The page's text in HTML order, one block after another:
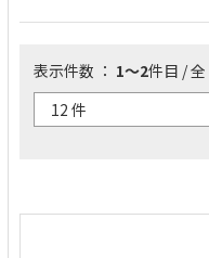
表示件数 ： 1～2件目 / 全